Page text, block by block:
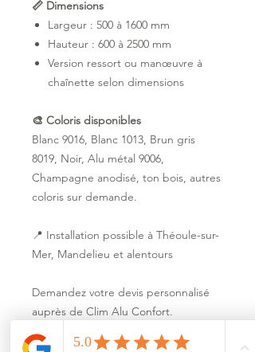
📏 Dimensions
Largeur : 500 à 1600 mm
Hauteur : 600 à 2500 mm
Version ressort ou manœuvre à
chaînette selon dimensions
🎨 Coloris disponibles
Blanc 9016, Blanc 1013, Brun gris
8019, Noir, Alu métal 9006,
Champagne anodisé, ton bois, autres
coloris sur demande.
📍 Installation possible à Théoule-sur-
Mer, Mandelieu et alentours
Demandez votre devis personnalisé
auprès de Clim Alu Confort.